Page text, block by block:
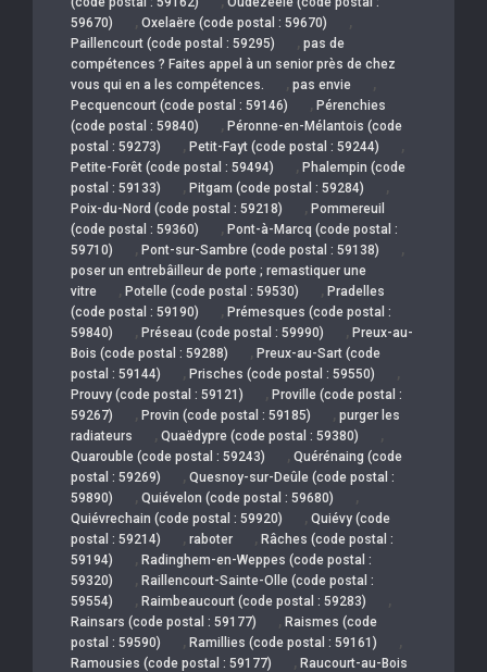
59670)
, Oxelaëre (code postal : 59670) ,
Paillencourt (code postal : 59295) , pas de
compétences ? Faites appel à un senior près de chez
vous qui en a les compétences.
, pas envie ,
Pecquencourt (code postal : 59146) , Pérenchies
(code postal : 59840)
, Péronne-en-Mélantois (code
postal : 59273)
, Petit-Fayt (code postal : 59244) ,
Petite-Forêt (code postal : 59494) , Phalempin (code
postal : 59133)
, Pitgam (code postal : 59284) ,
Poix-du-Nord (code postal : 59218) , Pommereuil
(code postal : 59360)
, Pont-à-Marcq (code postal :
59710)
, Pont-sur-Sambre (code postal : 59138) ,
poser un entrebâilleur de porte ; remastiquer une
vitre
, Potelle (code postal : 59530) , Pradelles
(code postal : 59190)
, Prémesques (code postal :
59840)
, Préseau (code postal : 59990) , Preux-au-
Bois (code postal : 59288)
, Preux-au-Sart (code
postal : 59144)
, Prisches (code postal : 59550) ,
Prouvy (code postal : 59121) , Proville (code postal :
59267)
, Provin (code postal : 59185) , purger les
radiateurs
, Quaëdypre (code postal : 59380) ,
Quarouble (code postal : 59243) , Quérénaing (code
postal : 59269)
, Quesnoy-sur-Deûle (code postal :
59890)
, Quiévelon (code postal : 59680) ,
Quiévrechain (code postal : 59920) , Quiévy (code
postal : 59214)
, raboter , Râches (code postal :
59194)
, Radinghem-en-Weppes (code postal :
59320)
, Raillencourt-Sainte-Olle (code postal :
59554)
, Raimbeaucourt (code postal : 59283) ,
Rainsars (code postal : 59177) , Raismes (code
postal : 59590)
, Ramillies (code postal : 59161) ,
Ramousies (code postal : 59177) , Raucourt-au-Bois